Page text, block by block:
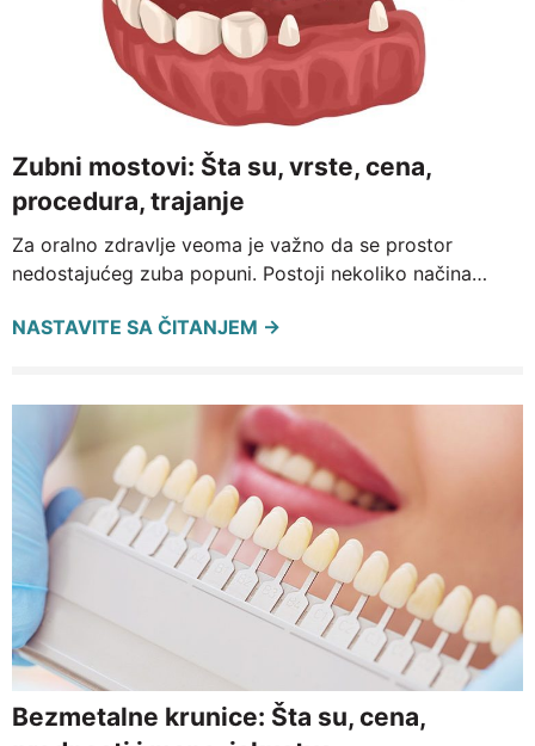
Zubni mostovi: Šta su, vrste, cena,
procedura, trajanje
Za oralno zdravlje veoma je važno da se prostor
nedostajućeg zuba popuni. Postoji nekoliko načina…
NASTAVITE SA ČITANJEM →
Bezmetalne krunice: Šta su, cena,